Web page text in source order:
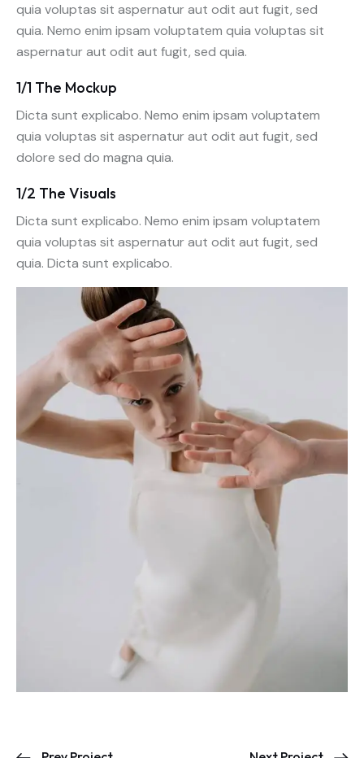
quia voluptas sit aspernatur aut odit aut fugit, sed
quia. Nemo enim ipsam voluptatem quia voluptas sit
aspernatur aut odit aut fugit, sed quia.
1/1 The Mockup
Dicta sunt explicabo. Nemo enim ipsam voluptatem
quia voluptas sit aspernatur aut odit aut fugit, sed
dolore sed do magna quia.
1/2 The Visuals
Dicta sunt explicabo. Nemo enim ipsam voluptatem
quia voluptas sit aspernatur aut odit aut fugit, sed
quia. Dicta sunt explicabo.